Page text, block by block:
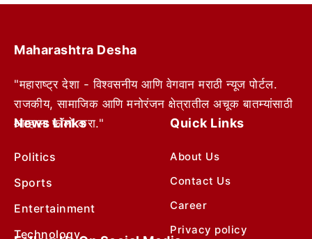
Maharashtra Desha
"महाराष्ट्र देशा - विश्वसनीय आणि वेगवान मराठी न्यूज पोर्टल.
राजकीय, सामाजिक आणि मनोरंजन क्षेत्रातील अचूक बातम्यांसाठी
आम्हाला फॉलो करा."
News Links
Politics
Sports
Entertainment
Technology
Quick Links
About Us
Contact Us
Career
Privacy policy